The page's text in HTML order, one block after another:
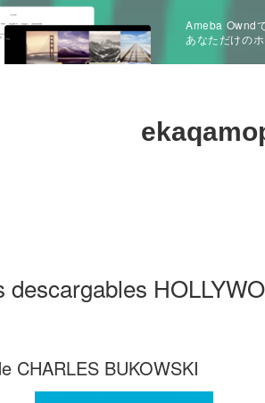
Ameba Ownd
あなただけの
CHARLES BUKOWSKI